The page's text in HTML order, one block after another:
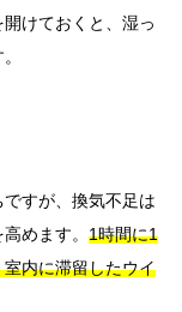
けておくと、湿っ
すが、換気不足は
めます。 1時間に1
内に滞留したウイ